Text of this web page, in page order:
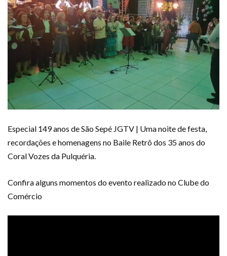
Especial 149 anos de São Sepé JGTV | Uma noite de festa,
recordações e homenagens no Baile Retrô dos 35 anos do
Coral Vozes da Pulquéria.
Confira alguns momentos do evento realizado no Clube do
Comércio